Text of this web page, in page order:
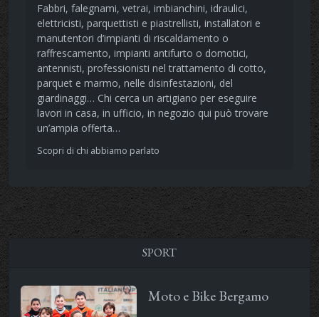
Fabbri, falegnami, vetrai, imbianchini, idraulici,
elettricisti, parquettisti e piastrellisti, installatori e
manutentori d’impianti di riscaldamento o
raffrescamento, impianti antifurto o domotici,
antennisti, professionisti nel trattamento di cotto,
parquet e marmo, nelle disinfestazioni, del
giardinaggi… Chi cerca un artigiano per eseguire
lavori in casa, in ufficio, in negozio qui può trovare
un’ampia offerta…
Scopri di chi abbiamo parlato
SPORT
Moto e Bike Bergamo